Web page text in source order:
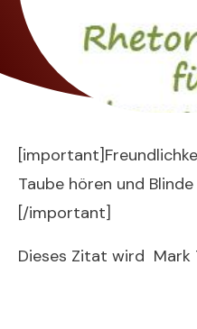
Taube hören und
[/important]
Dieses Zitat wird Mark